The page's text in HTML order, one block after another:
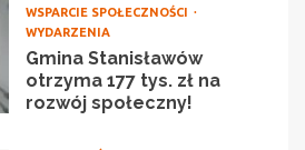
WSPARCIE SPOŁECZNOŚCI
WYDARZENIA
Gmina Stanisławów
otrzyma 177 tys. zł na
rozwój społeczny!